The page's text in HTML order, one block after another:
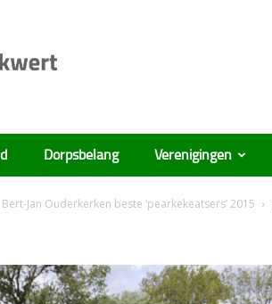
Dorpsbelang Verenigingen
Jan Ouderkerken beste ‘pearkekeatsers’ 2015